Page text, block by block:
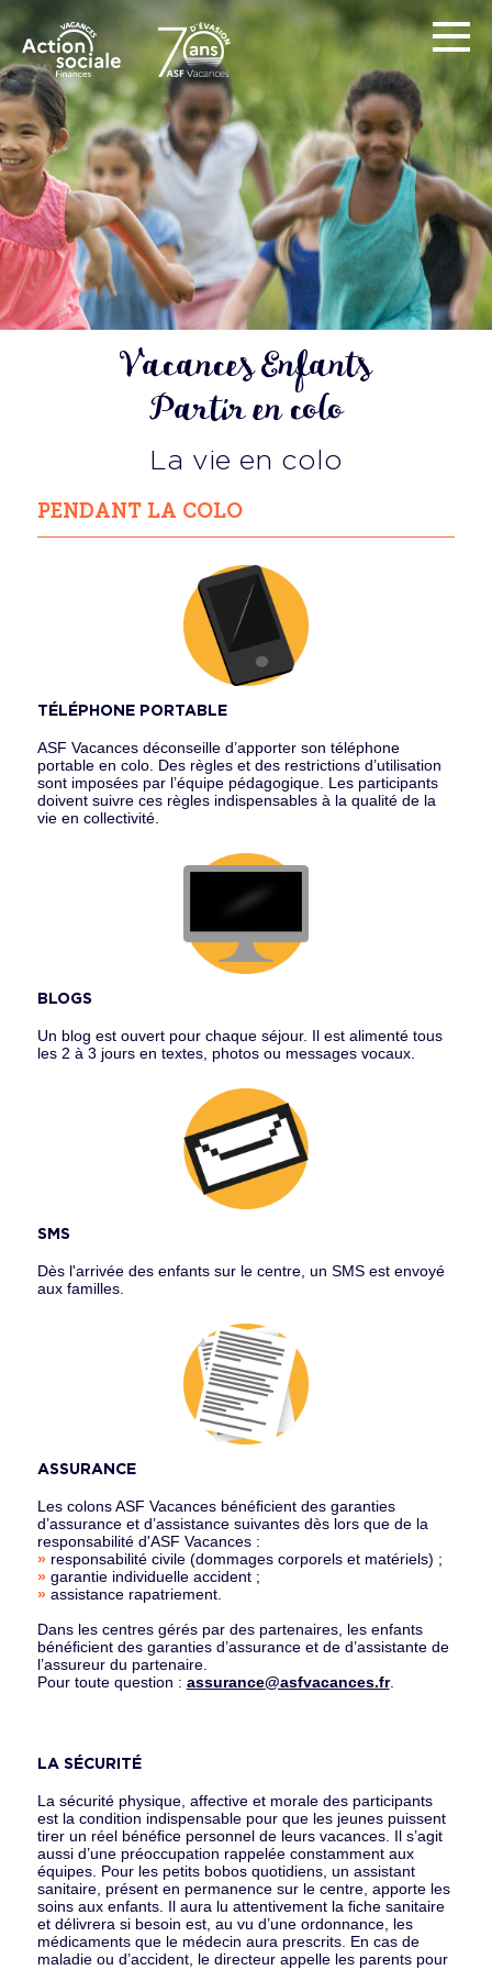
Vacances Enfants
Partir en colo
La vie en colo
PENDANT LA COLO
TÉLÉPHONE PORTABLE
ASF Vacances déconseille d’apporter son téléphone
portable en colo. Des règles et des restrictions d’utilisation
sont imposées par l’équipe pédagogique. Les participants
doivent suivre ces règles indispensables à la qualité de la
vie en collectivité.
BLOGS
Un blog est ouvert pour chaque séjour. Il est alimenté tous
les 2 à 3 jours en textes, photos ou messages vocaux.
SMS
Dès l'arrivée des enfants sur le centre, un SMS est envoyé
aux familles.
ASSURANCE
Les colons ASF Vacances bénéﬁcient des garanties
d’assurance et d’assistance suivantes dès lors que de la
responsabilité d'ASF Vacances :
»responsabilité civile (dommages corporels et matériels) ;
»garantie individuelle accident ;
»assistance rapatriement.
Dans les centres gérés par des partenaires, les enfants
bénéﬁcient des garanties d’assurance et de d’assistante de
l’assureur du partenaire.
Pour toute question : assurance@asfvacances.fr.
LA SÉCURITÉ
La sécurité physique, affective et morale des participants
est la condition indispensable pour que les jeunes puissent
tirer un réel bénéﬁce personnel de leurs vacances. Il s’agit
aussi d’une préoccupation rappelée constamment aux
équipes. Pour les petits bobos quotidiens, un assistant
sanitaire, présent en permanence sur le centre, apporte les
soins aux enfants. Il aura lu attentivement la ﬁche sanitaire
et délivrera si besoin est, au vu d’une ordonnance, les
médicaments que le médecin aura prescrits. En cas de
maladie ou d’accident, le directeur appelle les parents pour